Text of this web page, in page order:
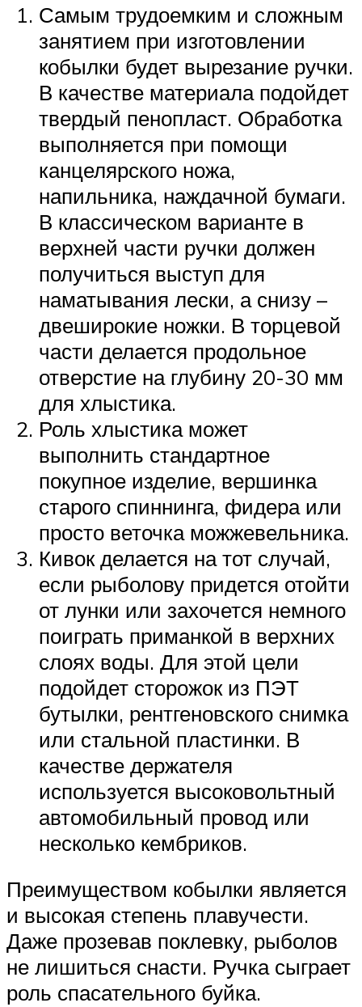
Самым трудоемким и сложным
занятием при изготовлении
кобылки будет вырезание ручки.
В качестве материала подойдет
твердый пенопласт. Обработка
выполняется при помощи
канцелярского ножа,
напильника, наждачной бумаги.
В классическом варианте в
верхней части ручки должен
получиться выступ для
наматывания лески, а снизу –
двеширокие ножки. В торцевой
части делается продольное
отверстие на глубину 20-30 мм
для хлыстика.
Роль хлыстика может
выполнить стандартное
покупное изделие, вершинка
старого спиннинга, фидера или
просто веточка можжевельника.
Кивок делается на тот случай,
если рыболову придется отойти
от лунки или захочется немного
поиграть приманкой в верхних
слоях воды. Для этой цели
подойдет сторожок из ПЭТ
бутылки, рентгеновского снимка
или стальной пластинки. В
качестве держателя
используется высоковольтный
автомобильный провод или
несколько кембриков.
Преимуществом кобылки является
и высокая степень плавучести.
Даже прозевав поклевку, рыболов
не лишиться снасти. Ручка сыграет
роль спасательного буйка.